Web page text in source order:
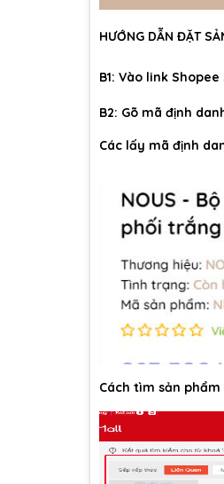
HƯỚNG DẪN ĐẶT
B1: Vào link Shopee
B2: Gõ mã định
Các lấy mã định
Cách tìm sản